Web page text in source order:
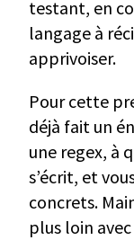
testant, en
langage à
apprivoiser.
Pour cette
déjà fait un
une regex, à
s’écrit, et
concrets.
plus loin